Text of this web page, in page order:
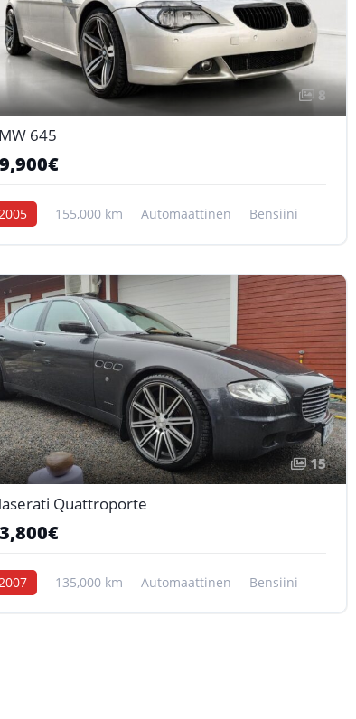
8
645
155,000 km Automaattinen Bensiini
15
Quattroporte
135,000 km Automaattinen Bensiini